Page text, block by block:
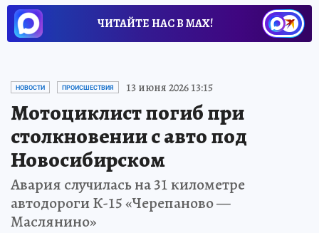
ЧИТАЙТЕ НАС В МАХ!
НОВОСТИ ПРОИСШЕСТВИЯ 13 июня 2026 13:15
Мотоциклист погиб при
столкновении с авто под
Новосибирском
Авария случилась на 31 километре
автодороги К-15 «Черепаново —
Маслянино»